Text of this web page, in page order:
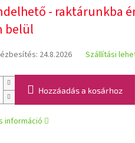
- raktárunkba
belül
24.8.2026 Szállítási
Hozzáadás a kosárhoz
információ